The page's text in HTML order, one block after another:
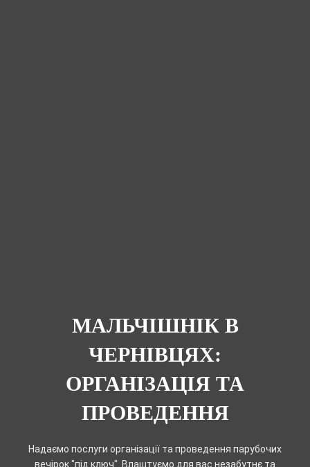
МАЛЬЧІШНІК В
ЧЕРНІВЦЯХ:
ОРГАНІЗАЦІЯ ТА
ПРОВЕДЕННЯ
Надаємо послуги організації та проведення парубочих
вечірок "під ключ". Влаштуємо для вас незабутнє та